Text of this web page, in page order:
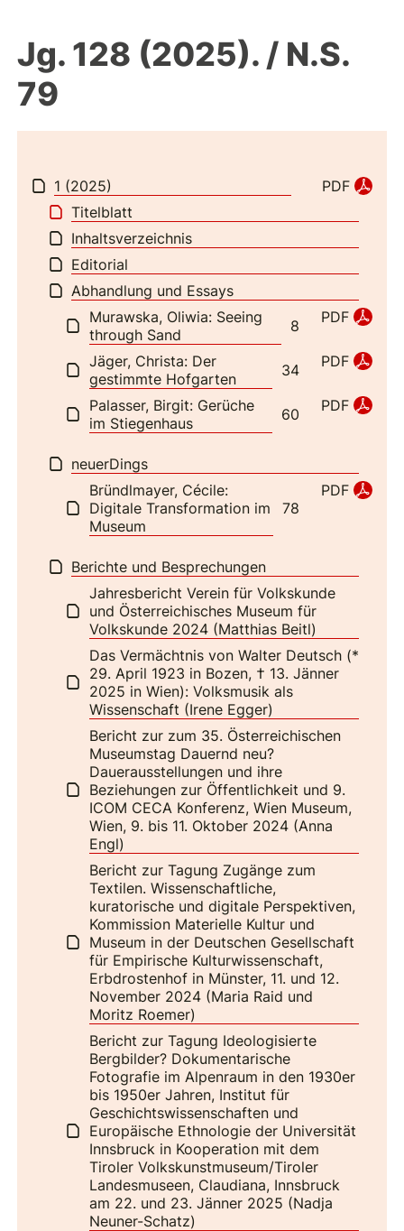
Jg. 128 (2025). / N.S.
79
PDF
1 (2025)
Titelblatt
Inhaltsverzeichnis
Editorial
Abhandlung und Essays
PDF
8
Murawska, Oliwia: Seeing
through Sand
PDF
34
Jäger, Christa: Der
gestimmte Hofgarten
PDF
60
Palasser, Birgit: Gerüche
im Stiegenhaus
neuerDings
PDF
78
Bründlmayer, Cécile:
Digitale Transformation im
Museum
Berichte und Besprechungen
Jahresbericht Verein für Volkskunde
und Österreichisches Museum für
Volkskunde 2024 (Matthias Beitl)
Das Vermächtnis von Walter Deutsch (*
29. April 1923 in Bozen, † 13. Jänner
2025 in Wien): Volksmusik als
Wissenschaft (Irene Egger)
Bericht zur zum 35. Österreichischen
Museumstag Dauernd neu?
Dauerausstellungen und ihre
Beziehungen zur Öffentlichkeit und 9.
ICOM CECA Konferenz, Wien Museum,
Wien, 9. bis 11. Oktober 2024 (Anna
Engl)
Bericht zur Tagung Zugänge zum
Textilen. Wissenschaftliche,
kuratorische und digitale Perspektiven,
Kommission Materielle Kultur und
Museum in der Deutschen Gesellschaft
für Empirische Kulturwissenschaft,
Erbdrostenhof in Münster, 11. und 12.
November 2024 (Maria Raid und
Moritz Roemer)
Bericht zur Tagung Ideologisierte
Bergbilder? Dokumentarische
Fotografie im Alpenraum in den 1930er
bis 1950er Jahren, Institut für
Geschichtswissenschaften und
Europäische Ethnologie der Universität
Innsbruck in Kooperation mit dem
Tiroler Volkskunstmuseum/Tiroler
Landesmuseen, Claudiana, Innsbruck
am 22. und 23. Jänner 2025 (Nadja
Neuner-Schatz)